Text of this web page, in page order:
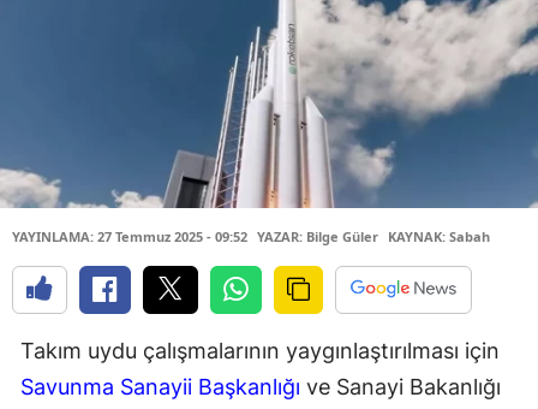
YAYINLAMA: 27 Temmuz 2025 - 09:52 YAZAR: Bilge Güler KAYNAK: Sabah
Takım uydu çalışmalarının yaygınlaştırılması için
Savunma Sanayii Başkanlığı ve Sanayi Bakanlığı